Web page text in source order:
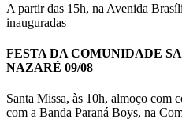
A partir das 15h, na Avenida
inauguradas
FESTA DA COMUNIDADE
NAZARÉ 09/08
Santa Missa, às 10h, almoço com
com a Banda Paraná Boys, na